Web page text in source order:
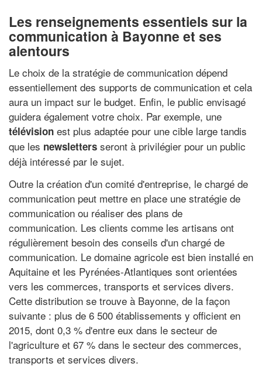
Les renseignements essentiels sur la
communication à Bayonne et ses
alentours
Le choix de la stratégie de communication dépend
essentiellement des supports de communication et cela
aura un impact sur le budget. Enfin, le public envisagé
guidera également votre choix. Par exemple, une
télévision est plus adaptée pour une cible large tandis
que les newsletters seront à privilégier pour un public
déjà intéressé par le sujet.
Outre la création d'un comité d'entreprise, le chargé de
communication peut mettre en place une stratégie de
communication ou réaliser des plans de
communication. Les clients comme les artisans ont
régulièrement besoin des conseils d'un chargé de
communication. Le domaine agricole est bien installé en
Aquitaine et les Pyrénées-Atlantiques sont orientées
vers les commerces, transports et services divers.
Cette distribution se trouve à Bayonne, de la façon
suivante : plus de 6 500 établissements y officient en
2015, dont 0,3 % d'entre eux dans le secteur de
l'agriculture et 67 % dans le secteur des commerces,
transports et services divers.